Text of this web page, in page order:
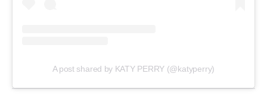
A post shared by KATY PERRY (@katyperry)